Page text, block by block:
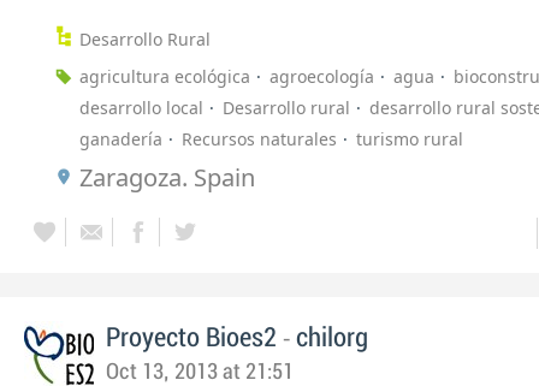
Desarrollo Rural
agricultura ecológica
agroecología agua
desarrollo local
Desarrollo rural
desarrollo rural
ganadería
Recursos naturales turismo rural
Zaragoza. Spain
Proyecto Bioes2 - chilorg
Oct 13, 2013 at 21:51